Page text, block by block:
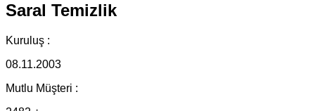
Saral Temizlik
Kuruluş :
08.11.2003
Mutlu Müşteri :